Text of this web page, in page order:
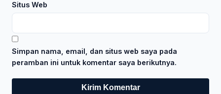
Situs Web
Simpan nama, email, dan situs web saya pada
peramban ini untuk komentar saya berikutnya.